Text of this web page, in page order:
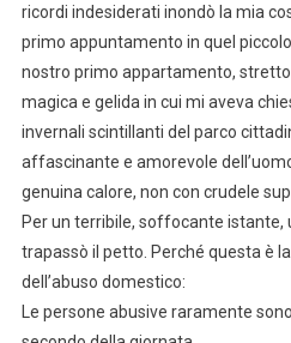
ricordi indesiderati inondò la mia
primo appuntamento in quel
nostro primo appartamento,
magica e gelida in cui mi aveva
invernali scintillanti del parco
affascinante e amorevole
genuina calore, non con crudele
Per un terribile, soffocante istante,
trapassò il petto. Perché questa è
dell’abuso domestico:
Le persone abusive raramente